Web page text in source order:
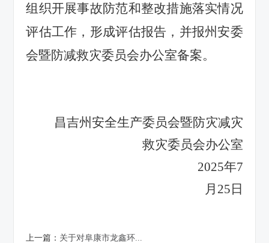
组织开展事故防范和整改措施落实情况
评估工作，形成评估报告，并报州安委
会暨防减救灾委员会办公室备案。
昌吉州安全生产委员会暨防灾减灾
救灾委员会办公室
2025年7
月25日
上一篇： 关于对阜康市龙鑫环...